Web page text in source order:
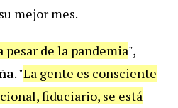
mejor mes.
pesar de la pandemia",
. "La gente es consciente
fiduciario, se está